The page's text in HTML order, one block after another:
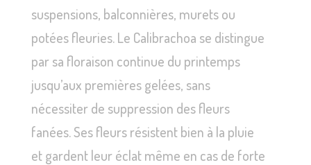
suspensions, balconnières, murets ou
potées fleuries. Le Calibrachoa se distingue
par sa floraison continue du printemps
jusqu’aux premières gelées, sans
nécessiter de suppression des fleurs
fanées. Ses fleurs résistent bien à la pluie
et gardent leur éclat même en cas de forte